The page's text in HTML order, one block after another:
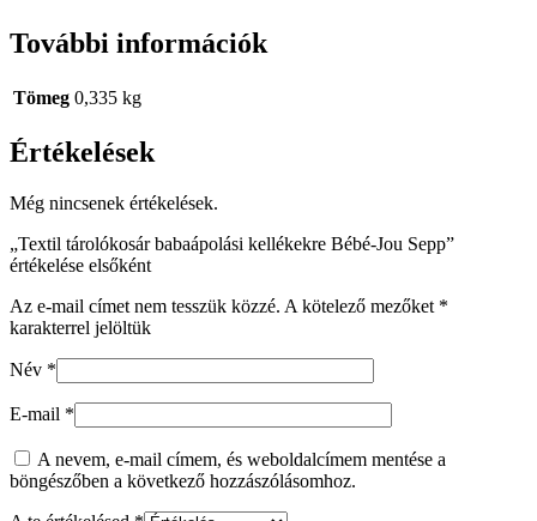
További információk
Tömeg 0,335 kg
Értékelések
Még nincsenek értékelések.
„Textil tárolókosár babaápolási kellékekre Bébé-Jou Sepp”
értékelése elsőként
Az e-mail címet nem tesszük közzé. A kötelező mezőket *
karakterrel jelöltük
Név *
E-mail *
A nevem, e-mail címem, és weboldalcímem mentése a
böngészőben a következő hozzászólásomhoz.